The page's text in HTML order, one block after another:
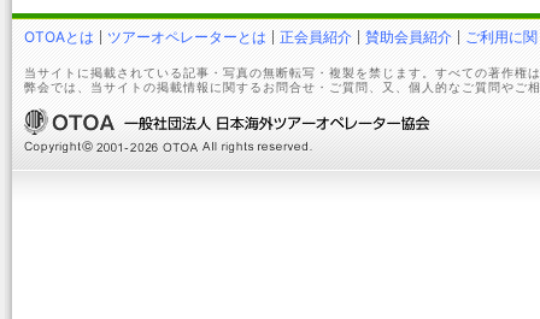
OTOAとは ツアーオペレーターとは 正会員紹介 賛助会員紹介 ご利用に
当サイトに掲載されている記事・写真の無断転写・複製を禁じます。すべての著作権
弊会では、当サイトの掲載情報に関するお問合せ・ご質問、又、個人的なご質問やご